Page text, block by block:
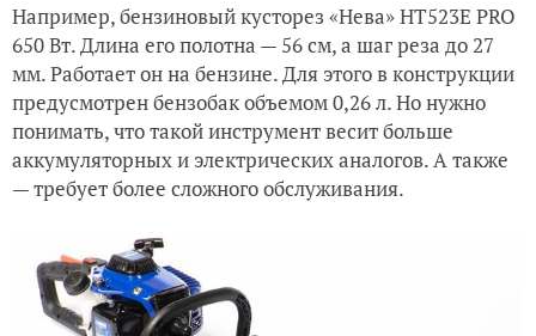
Например, бензиновый кусторез «Нева» HT523E PRO
650 Вт. Длина его полотна — 56 см, а шаг реза до 27
мм. Работает он на бензине. Для этого в конструкции
предусмотрен бензобак объемом 0,26 л. Но нужно
понимать, что такой инструмент весит больше
аккумуляторных и электрических аналогов. А также
— требует более сложного обслуживания.